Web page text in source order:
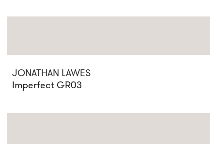
JONATHAN LAWES
Imperfect GR03